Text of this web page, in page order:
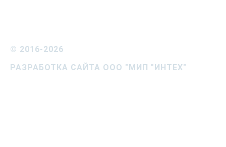
© 2016-2026
РАЗРАБОТКА САЙТА ООО "МИП "ИНТЕХ"